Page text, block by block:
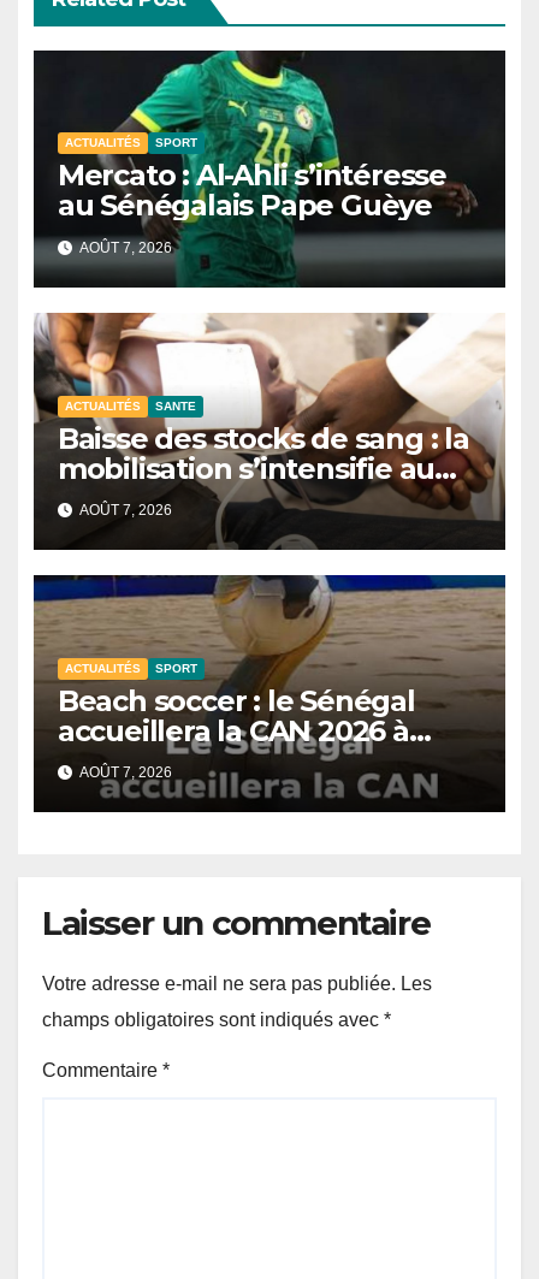
ACTUALITÉS SPORT
Mercato : Al-Ahli s’intéresse
au Sénégalais Pape Guèye
AOÛT 7, 2026
ACTUALITÉS SANTE
Baisse des stocks de sang : la
mobilisation s’intensifie au
CNTS de Dakar.
AOÛT 7, 2026
ACTUALITÉS SPORT
Beach soccer : le Sénégal
accueillera la CAN 2026 à
Dakar.
AOÛT 7, 2026
Laisser un commentaire
Votre adresse e-mail ne sera pas publiée. Les
champs obligatoires sont indiqués avec *
Commentaire *